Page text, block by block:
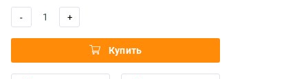
- 1 +
Купить